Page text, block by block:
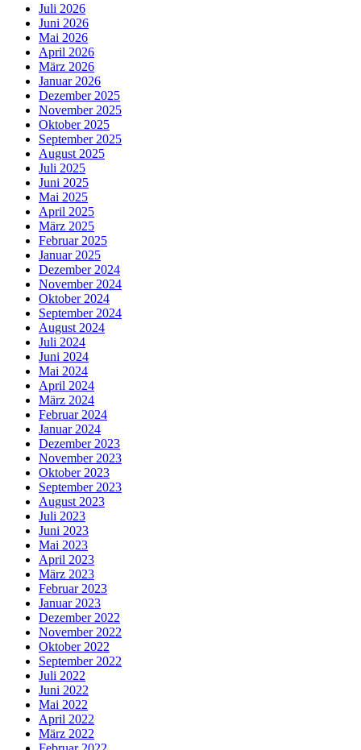
Juli 2026
Juni 2026
Mai 2026
April 2026
März 2026
Januar 2026
Dezember 2025
November 2025
Oktober 2025
September 2025
August 2025
Juli 2025
Juni 2025
Mai 2025
April 2025
März 2025
Februar 2025
Januar 2025
Dezember 2024
November 2024
Oktober 2024
September 2024
August 2024
Juli 2024
Juni 2024
Mai 2024
April 2024
März 2024
Februar 2024
Januar 2024
Dezember 2023
November 2023
Oktober 2023
September 2023
August 2023
Juli 2023
Juni 2023
Mai 2023
April 2023
März 2023
Februar 2023
Januar 2023
Dezember 2022
November 2022
Oktober 2022
September 2022
Juli 2022
Juni 2022
Mai 2022
April 2022
März 2022